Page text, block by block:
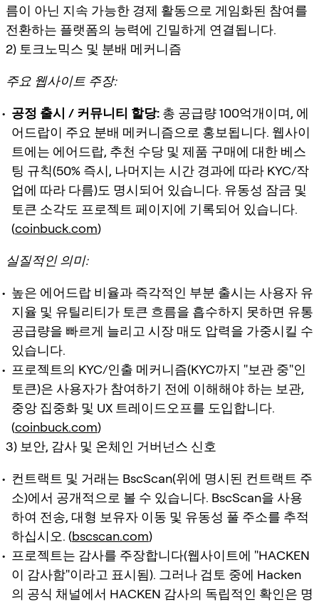
름이 아닌 지속 가능한 경제 활동으로 게임화된 참여를
전환하는 플랫폼의 능력에 긴밀하게 연결됩니다.
2) 토크노믹스 및 분배 메커니즘
주요 웹사이트 주장:
공정 출시 / 커뮤니티 할당: 총 공급량 100억개이며, 에
어드랍이 주요 분배 메커니즘으로 홍보됩니다. 웹사이
트에는 에어드랍, 추천 수당 및 제품 구매에 대한 베스
팅 규칙(50% 즉시, 나머지는 시간 경과에 따라 KYC/작
업에 따라 다름)도 명시되어 있습니다. 유동성 잠금 및
토큰 소각도 프로젝트 페이지에 기록되어 있습니다.
(coinbuck.com)
실질적인 의미:
높은 에어드랍 비율과 즉각적인 부분 출시는 사용자 유
지율 및 유틸리티가 토큰 흐름을 흡수하지 못하면 유통
공급량을 빠르게 늘리고 시장 매도 압력을 가중시킬 수
있습니다.
프로젝트의 KYC/인출 메커니즘(KYC까지 "보관 중"인
토큰)은 사용자가 참여하기 전에 이해해야 하는 보관,
중앙 집중화 및 UX 트레이드오프를 도입합니다.
(coinbuck.com)
3) 보안, 감사 및 온체인 거버넌스 신호
컨트랙트 및 거래는 BscScan(위에 명시된 컨트랙트 주
소)에서 공개적으로 볼 수 있습니다. BscScan을 사용
하여 전송, 대형 보유자 이동 및 유동성 풀 주소를 추적
하십시오. (bscscan.com)
프로젝트는 감사를 주장합니다(웹사이트에 "HACKEN
이 감사함"이라고 표시됨). 그러나 검토 중에 Hacken
의 공식 채널에서 HACKEN 감사의 독립적인 확인은 명